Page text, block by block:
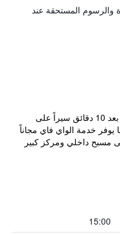
والرسوم المستحقة عند
يقع هذا الفندق بجوار قناة كوبنهاغن وعلى بعد 10 دقائق سيراً على
يوفر خدمة الواي فاي مجاناً
مسبح داخلي ومركز كبير
15:00